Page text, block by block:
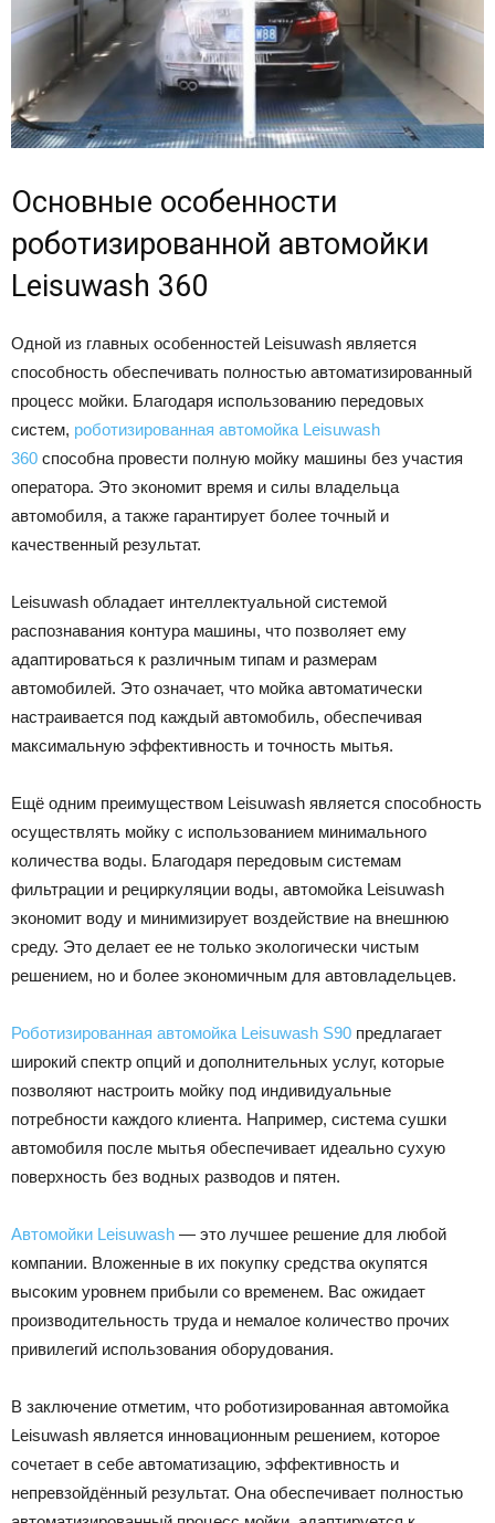
Основные особенности
роботизированной автомойки
Leisuwash 360
Одной из главных особенностей Leisuwash является
способность обеспечивать полностью автоматизированный
процесс мойки. Благодаря использованию передовых
систем, роботизированная автомойка Leisuwash
360 способна провести полную мойку машины без участия
оператора. Это экономит время и силы владельца
автомобиля, а также гарантирует более точный и
качественный результат.
Leisuwash обладает интеллектуальной системой
распознавания контура машины, что позволяет ему
адаптироваться к различным типам и размерам
автомобилей. Это означает, что мойка автоматически
настраивается под каждый автомобиль, обеспечивая
максимальную эффективность и точность мытья.
Ещё одним преимуществом Leisuwash является способность
осуществлять мойку с использованием минимального
количества воды. Благодаря передовым системам
фильтрации и рециркуляции воды, автомойка Leisuwash
экономит воду и минимизирует воздействие на внешнюю
среду. Это делает ее не только экологически чистым
решением, но и более экономичным для автовладельцев.
Роботизированная автомойка Leisuwash S90 предлагает
широкий спектр опций и дополнительных услуг, которые
позволяют настроить мойку под индивидуальные
потребности каждого клиента. Например, система сушки
автомобиля после мытья обеспечивает идеально сухую
поверхность без водных разводов и пятен.
Автомойки Leisuwash — это лучшее решение для любой
компании. Вложенные в их покупку средства окупятся
высоким уровнем прибыли со временем. Вас ожидает
производительность труда и немалое количество прочих
привилегий использования оборудования.
В заключение отметим, что роботизированная автомойка
Leisuwash является инновационным решением, которое
сочетает в себе автоматизацию, эффективность и
непревзойдённый результат. Она обеспечивает полностью